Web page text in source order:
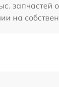
запчастей
на